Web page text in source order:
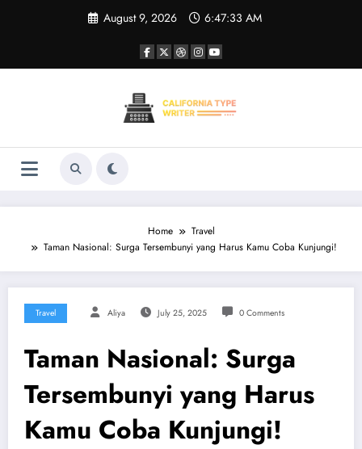
August 9, 2026 6:47:34 AM
Home
Travel
Taman Nasional: Surga Tersembunyi yang Harus Kamu Coba Kunjungi!
Travel Aliya July 25, 2025 0 Comments
Taman Nasional: Surga
Tersembunyi yang Harus
Kamu Coba Kunjungi!